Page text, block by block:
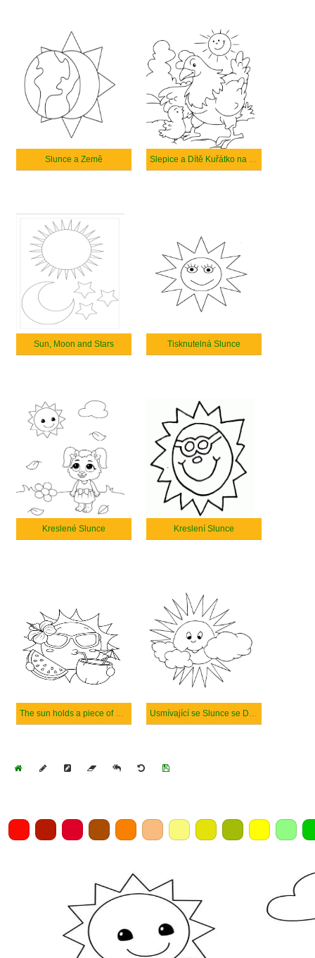
Slunce a Země Slepice a Dítě Kuřátko na Slunci
Sun, Moon and Stars Tisknutelná Slunce
Kreslené Slunce Kreslení Slunce
The sun holds a piece of Watermelon and Drinks Coconut Water Usmívající se Slunce se Dvěma Mraky